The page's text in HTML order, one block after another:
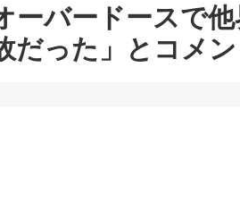
ーバードースで
だった」とコメ